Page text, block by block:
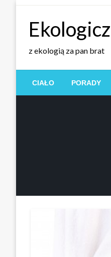
Przejdź
z ekologią za pan brat
CIAŁO PORADY